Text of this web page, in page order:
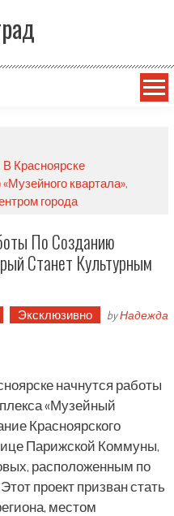
В Красноярске
квартала»,
города
По Созданию
Станет Культурным
Эксклюзивно byНадежда
начнутся работы
«Музейный
Красноярского
Парижской Коммуны,
расположенным по
проект призван стать
местом